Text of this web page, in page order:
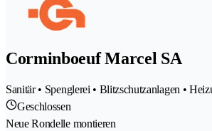
Corminboeuf Marcel SA
Sanitär • Spenglerei • Blitzschutzanlagen •
Geschlossen
Neue Rondelle montieren